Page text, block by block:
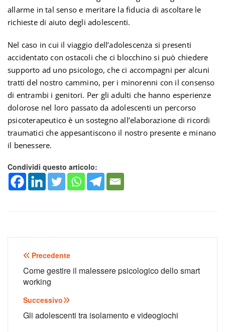
allarme in tal senso e meritare la fiducia di ascoltare le
richieste di aiuto degli adolescenti.
Nel caso in cui il viaggio dell’adolescenza si presenti
accidentato con ostacoli che ci blocchino si può chiedere
supporto ad uno psicologo, che ci accompagni per alcuni
tratti del nostro cammino, per i minorenni con il consenso
di entrambi i genitori. Per gli adulti che hanno esperienze
dolorose nel loro passato da adolescenti un percorso
psicoterapeutico è un sostegno all’elaborazione di ricordi
traumatici che appesantiscono il nostro presente e minano
il benessere.
Condividi questo articolo:
Navigazione
articoli
Precedente
Come gestire il malessere psicologico dello smart
working
Successivo
Gli adolescenti tra isolamento e videogiochi